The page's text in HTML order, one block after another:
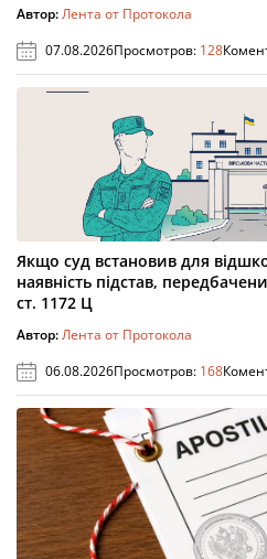
Автор:Лента от Протокола
07.08.2026Просмотров: 128
Якщо суд встановив для
наявність підстав,
ст. 1172 Ц
Автор:Лента от Протокола
06.08.2026Просмотров: 168